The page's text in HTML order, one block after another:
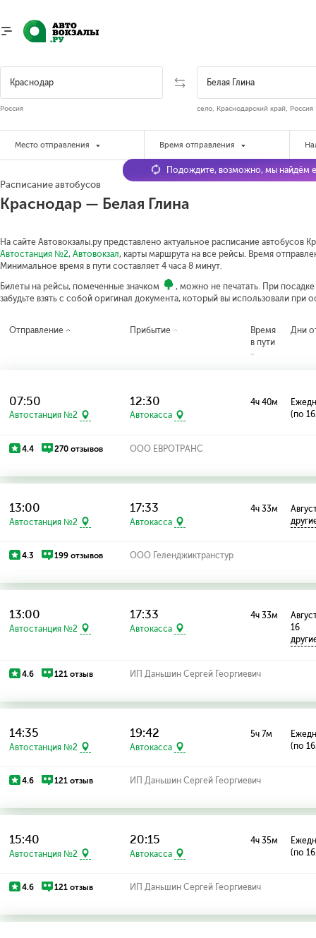
Россия село, Краснодарский край, Россия
Место отправления Время отправления
Расписание автобусов
Краснодар — Белая Глина
На сайте Автовокзалы.ру представлено актуальное расписание автобусов
Автостанция №2, Автовокзал, карты маршрута на все рейсы. Время
Минимальное время в пути составляет 4 часа 8 минут.
Билеты на рейсы, помеченные значком
, можно не печатать. При
забудьте взять с собой оригинал документа, который вы использовали при
Подождите, возможно, мы найдём
Отправление Прибытие
Время
в пути
Дни
07:50
Автостанция №2
12:30
Автокасса
4ч 40м
(по
4.4 270 отзывов ООО ЕВРОТРАНС
13:00
Автостанция №2
17:33
Автокасса
4ч 33м
4.3 199 отзывов ООО Геленджиктранстур
13:00
Автостанция №2
17:33
Автокасса
4ч 33м
16
4.6 121 отзыв ИП Даньшин Сергей Георгиевич
14:35
Автостанция №2
19:42
Автокасса
5ч 7м
(по
4.6 121 отзыв ИП Даньшин Сергей Георгиевич
15:40
Автостанция №2
20:15
Автокасса
4ч 35м
(по
4.6 121 отзыв ИП Даньшин Сергей Георгиевич